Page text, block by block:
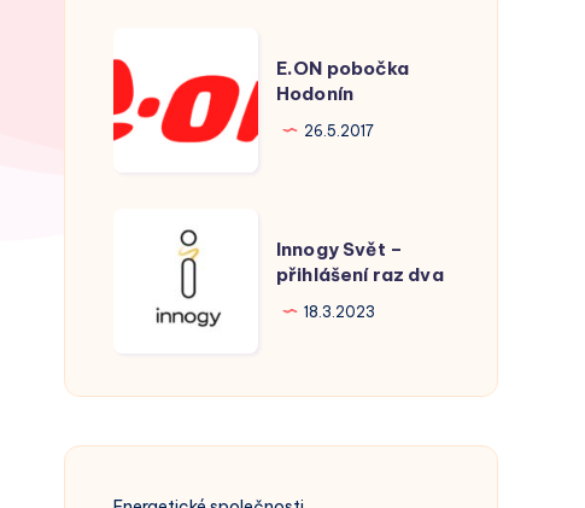
pobočka
Hodonín
E.ON pobočka
Hodonín
26.5.2017
přihlášení
dva
Innogy Svět –
přihlášení raz dva
18.3.2023